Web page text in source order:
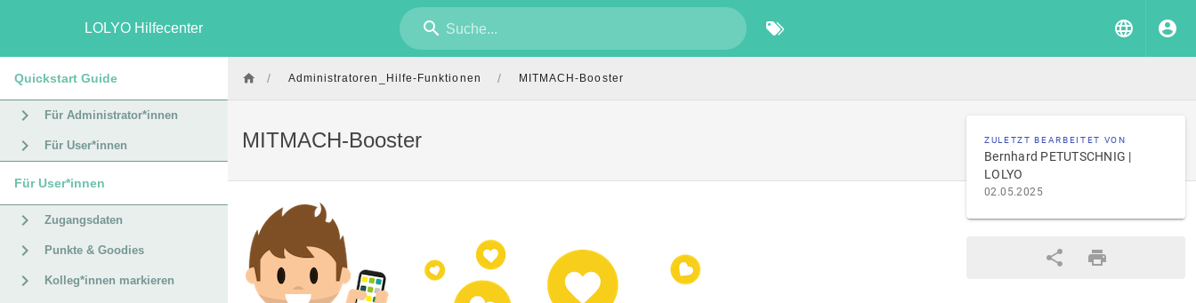
LOLYO Hilfecenter Suche...
Quickstart Guide
Für Administrator*innen
Für User*innen
Für User*innen
Zugangsdaten
Punkte & Goodies
Kolleg*innen markieren
/ Administratoren_Hilfe-Funktionen / MITMACH-Booster
MITMACH-Booster ZULETZT BEARBEITET VON
Bernhard PETUTSCHNIG |
LOLYO
02.05.2025